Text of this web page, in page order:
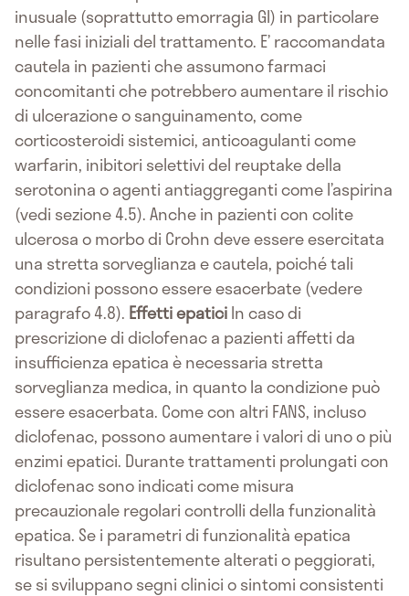
inusuale (soprattutto emorragia GI) in particolare
nelle fasi iniziali del trattamento. E’ raccomandata
cautela in pazienti che assumono farmaci
concomitanti che potrebbero aumentare il rischio
di ulcerazione o sanguinamento, come
corticosteroidi sistemici, anticoagulanti come
warfarin, inibitori selettivi del reuptake della
serotonina o agenti antiaggreganti come l’aspirina
(vedi sezione 4.5). Anche in pazienti con colite
ulcerosa o morbo di Crohn deve essere esercitata
una stretta sorveglianza e cautela, poiché tali
condizioni possono essere esacerbate (vedere
paragrafo 4.8). Effetti epaticiIn caso di
prescrizione di diclofenac a pazienti affetti da
insufficienza epatica è necessaria stretta
sorveglianza medica, in quanto la condizione può
essere esacerbata. Come con altri FANS, incluso
diclofenac, possono aumentare i valori di uno o più
enzimi epatici. Durante trattamenti prolungati con
diclofenac sono indicati come misura
precauzionale regolari controlli della funzionalità
epatica. Se i parametri di funzionalità epatica
risultano persistentemente alterati o peggiorati,
se si sviluppano segni clinici o sintomi consistenti